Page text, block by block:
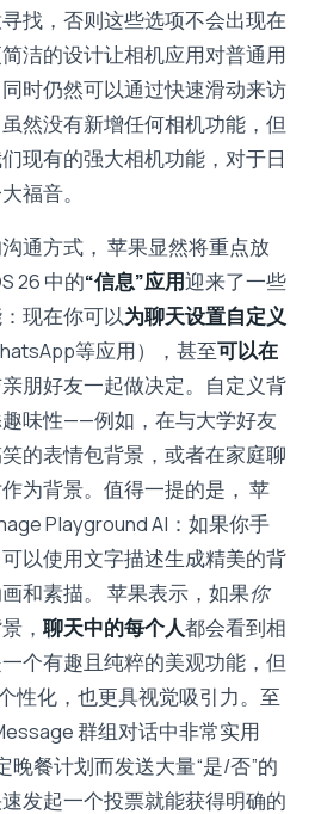
找，否则这些选项不会出现在
洁的设计让相机应用对普通用
时仍然可以通过快速滑动来访
然没有新增任何相机功能，但
现有的强大相机功能，对于日
福音。
通方式， 苹果显然将重点放
26 中的“信息”应用迎来了一些
现在你可以为聊天设置自定义
等应用），甚至可以在
亲朋好友一起做决定。自定义背
味性——例如，在与大学好友
的表情包背景，或者在家庭聊
为背景。值得一提的是， 苹
Playground AI：如果你手
以使用文字描述生成精美的背
和素描。 苹果表示，如果你
， 聊天中的每个人都会看到相
个有趣且纯粹的美观功能，但
性化，也更具视觉吸引力。至
群组对话中非常实用
餐计划而发送大量“是/否”的
发起一个投票就能获得明确的